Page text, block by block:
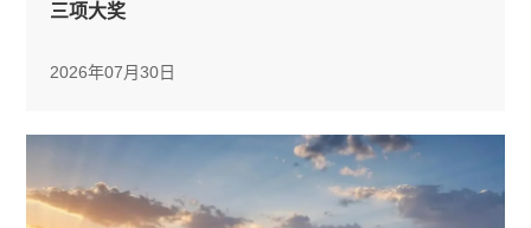
三项大奖
2026年07月30日